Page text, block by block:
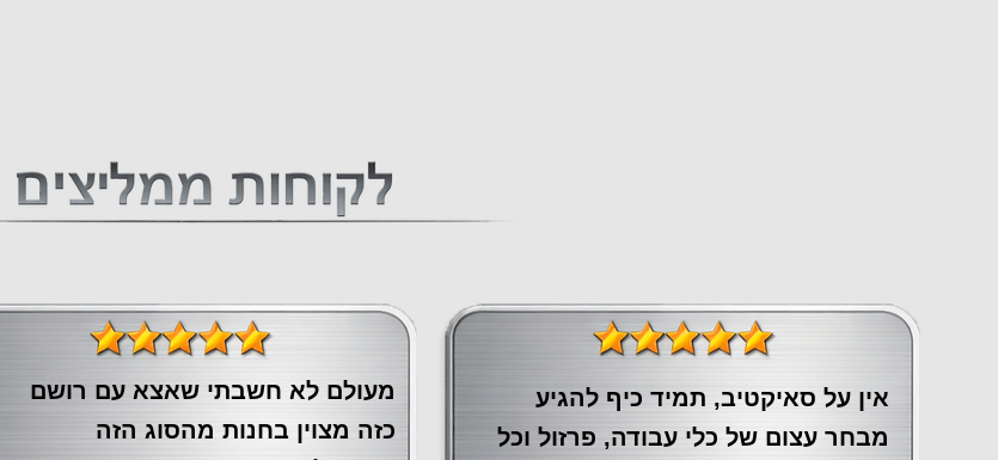
מעולם לא חשבתי שאצא עם רושם
כזה מצוין ‏בחנות מהסוג הזה
אין על סאיקטיב, תמיד כיף להגיע
מבחר עצום של כלי עבודה, פרזול וכל